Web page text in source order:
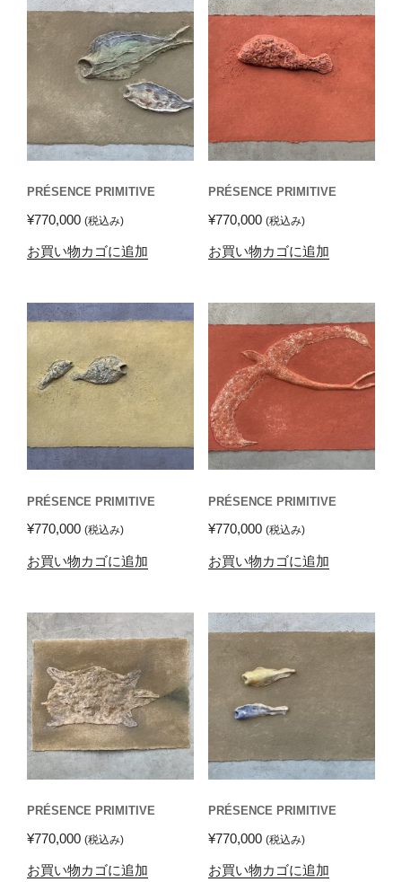
PRÉSENCE PRIMITIVE
¥770,000 (税込み)
お買い物カゴに追加
PRÉSENCE PRIMITIVE
¥770,000 (税込み)
お買い物カゴに追加
PRÉSENCE PRIMITIVE
¥770,000 (税込み)
お買い物カゴに追加
PRÉSENCE PRIMITIVE
¥770,000 (税込み)
お買い物カゴに追加
PRÉSENCE PRIMITIVE
¥770,000 (税込み)
お買い物カゴに追加
PRÉSENCE PRIMITIVE
¥770,000 (税込み)
お買い物カゴに追加